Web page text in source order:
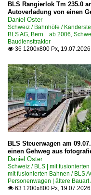
BLSC BLS
BLSN BLS
BN
Lötschberg-
Lötschberg-
SEZ Spiez-
~Sonstiges
Dieselloks
5 234 Tm 234
5 235 Tm 235
5 235 Tm
5 236 Tm 236
BLS Rangierlok Tm 235.0
Autoverladung von einen
Daniel Oster
Schweiz / Bahnhöfe /
BLS AG, Bern ab 2006,
Baudiensttraktor
 36 1200x800 Px, 19.07.2026
BLS Steuerwagen am
einen Gehweg aus
Daniel Oster
Schweiz / BLS | mit
mit fusionierten Bahnen / BLS
Personenwagen | ältere
 63 1200x800 Px, 19.07.2026